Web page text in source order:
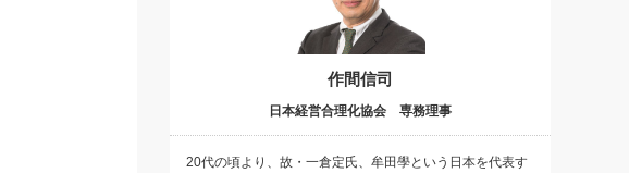
作間信司
日本経営合理化協会 専務理事
20代の頃より、故・一倉定氏、牟田學という日本を代表す